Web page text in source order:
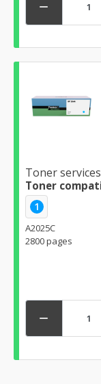

Toner services
Toner
1
A2025C
2800 pages
